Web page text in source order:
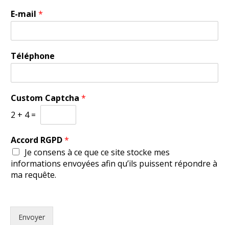
E-mail *
Téléphone
*
R
G
E
-
m
a
Custom Captcha *
2 + 4 =
Accord RGPD*
Je consens à ce que ce site stocke mes
informations envoyées afin qu’ils puissent répondre à
ma requête.
Envoyer